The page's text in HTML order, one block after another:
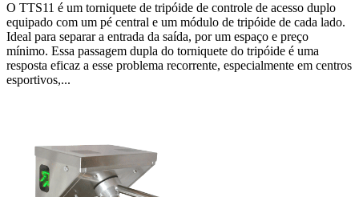
O TTS11 é um torniquete de tripóide de controle de acesso duplo
equipado com um pé central e um módulo de tripóide de cada lado.
Ideal para separar a entrada da saída, por um espaço e preço
mínimo. Essa passagem dupla do torniquete do tripóide é uma
resposta eficaz a esse problema recorrente, especialmente em centros
esportivos,...